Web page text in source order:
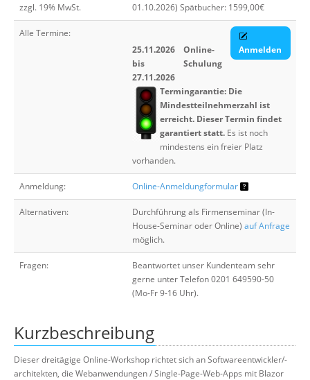
zzgl. 19% MwSt.
01.10.2026) Spätbucher: 1599,00€
Alle Termine:
25.11.2026
bis
27.11.2026
Online-
Schulung
Anmelden
Termingarantie: Die
Mindestteilnehmerzahl ist
erreicht. Dieser Termin findet
garantiert statt. Es ist noch
mindestens ein freier Platz
vorhanden.
Anmeldung: Online-Anmeldungformular
Alternativen:
Durchführung als Firmenseminar (In-
House-Seminar oder Online) auf Anfrage
möglich.
Fragen:
Beantwortet unser Kundenteam sehr
gerne unter Telefon 0201 649590-50
(Mo-Fr 9-16 Uhr).
Kurzbeschreibung
Dieser dreitägige Online-Workshop richtet sich an Softwareentwickler/-
architekten, die Webanwendungen / Single-Page-Web-Apps mit Blazor